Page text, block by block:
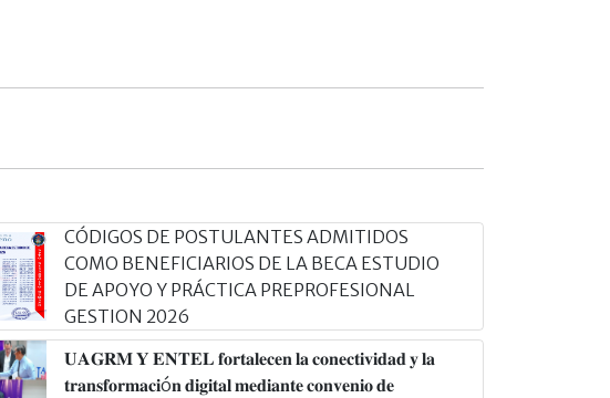
CÓDIGOS DE POSTULANTES ADMITIDOS
COMO BENEFICIARIOS DE LA BECA ESTUDIO
DE APOYO Y PRÁCTICA PREPROFESIONAL
GESTION 2026
𝐔𝐀𝐆𝐑𝐌 𝐘 𝐄𝐍𝐓𝐄𝐋 𝐟𝐨𝐫𝐭𝐚𝐥𝐞𝐜𝐞𝐧 𝐥𝐚 𝐜𝐨𝐧𝐞𝐜𝐭𝐢𝐯𝐢𝐝𝐚𝐝 𝐲 𝐥𝐚
𝐭𝐫𝐚𝐧𝐬𝐟𝐨𝐫𝐦𝐚𝐜𝐢ó𝐧 𝐝𝐢𝐠𝐢𝐭𝐚𝐥 𝐦𝐞𝐝𝐢𝐚𝐧𝐭𝐞 𝐜𝐨𝐧𝐯𝐞𝐧𝐢𝐨 𝐝𝐞